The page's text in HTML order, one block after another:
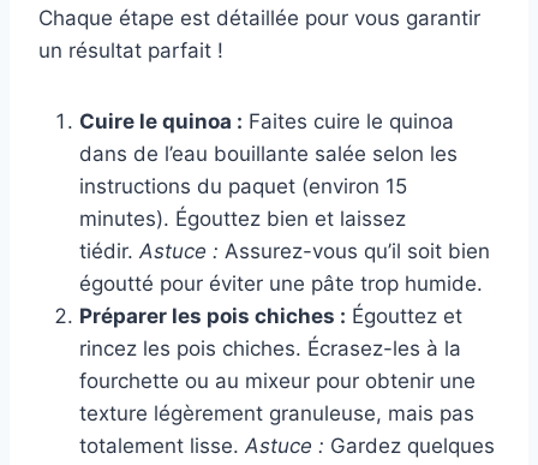
Chaque étape est détaillée pour vous garantir
un résultat parfait !
Cuire le quinoa : Faites cuire le quinoa
dans de l’eau bouillante salée selon les
instructions du paquet (environ 15
minutes). Égouttez bien et laissez
tiédir. Astuce : Assurez-vous qu’il soit bien
égoutté pour éviter une pâte trop humide.
Préparer les pois chiches : Égouttez et
rincez les pois chiches. Écrasez-les à la
fourchette ou au mixeur pour obtenir une
texture légèrement granuleuse, mais pas
totalement lisse. Astuce : Gardez quelques